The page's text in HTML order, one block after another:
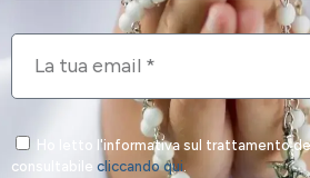
Ho letto l'informativa sul trattamento
consultabile cliccando qui.